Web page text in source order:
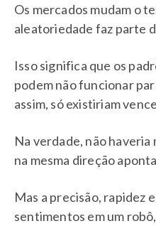
Os mercados mudam o
aleatoriedade faz parte
Isso significa que os
podem não funcionar
assim, só existiriam
Na verdade, não
na mesma direção
Mas a precisão, rapidez
sentimentos em um